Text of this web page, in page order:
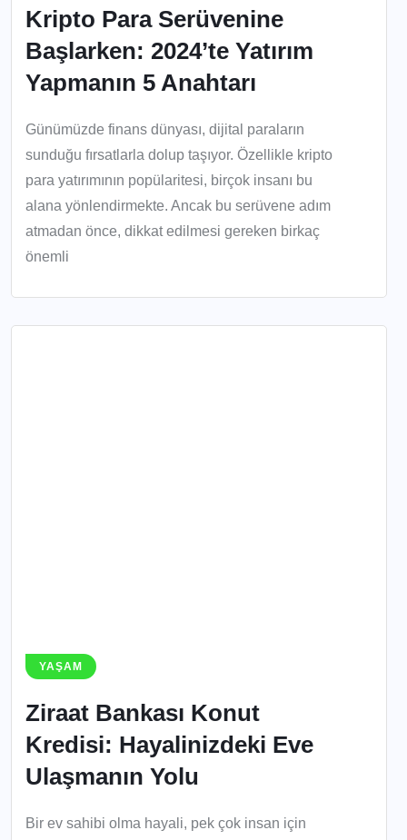
Kripto Para Serüvenine
Başlarken: 2024’te Yatırım
Yapmanın 5 Anahtarı
Günümüzde finans dünyası, dijital paraların
sunduğu fırsatlarla dolup taşıyor. Özellikle kripto
para yatırımının popülaritesi, birçok insanı bu
alana yönlendirmekte. Ancak bu serüvene adım
atmadan önce, dikkat edilmesi gereken birkaç
önemli
YAŞAM
Ziraat Bankası Konut
Kredisi: Hayalinizdeki Eve
Ulaşmanın Yolu
Bir ev sahibi olma hayali, pek çok insan için